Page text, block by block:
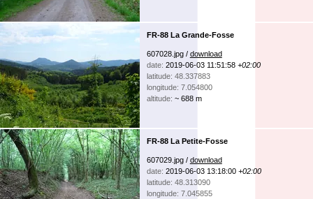
FR-88 La Grande-Fosse
607028.jpg / download
date: 2019-06-03 11:51:58 +02:00
latitude: 48.337883
longitude: 7.054800
altitude: ~ 688 m
FR-88 La Petite-Fosse
607029.jpg / download
date: 2019-06-03 13:18:00 +02:00
latitude: 48.313090
longitude: 7.045855